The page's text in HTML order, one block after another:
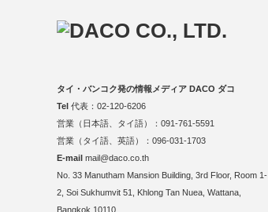
タイ・バンコク発の情報メディア DACO ダコ
Tel 代表：02-120-6206
営業（日本語、タイ語）：091-761-5591
営業（タイ語、英語）：096-031-1703
E-mail mail@daco.co.th
No. 33 Manutham Mansion Building, 3rd Floor, Room 1-
2, Soi Sukhumvit 51, Khlong Tan Nuea, Wattana,
Bangkok 10110